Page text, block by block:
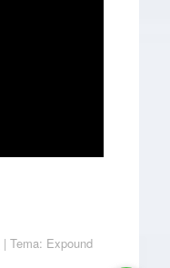
| Tema: Expound